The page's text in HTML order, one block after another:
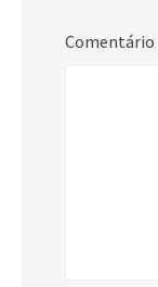
Comentário